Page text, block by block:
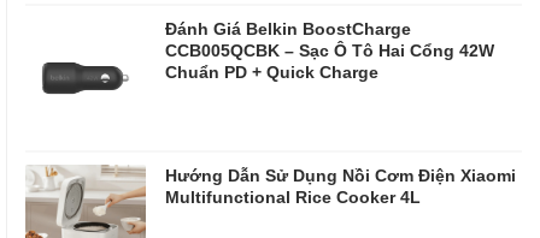
Đánh Giá Belkin BoostCharge
CCB005QCBK – Sạc Ô Tô Hai Cổng 42W
Chuẩn PD + Quick Charge
Hướng Dẫn Sử Dụng Nồi Cơm Điện Xiaomi
Multifunctional Rice Cooker 4L